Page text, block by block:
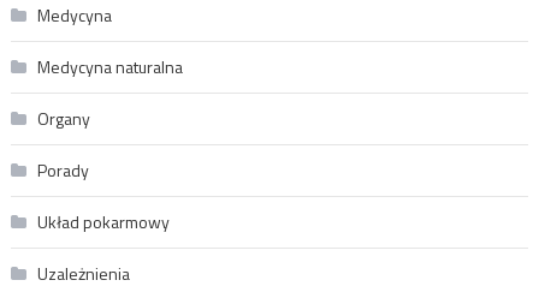
Medycyna
Medycyna naturalna
Organy
Porady
Układ pokarmowy
Uzależnienia